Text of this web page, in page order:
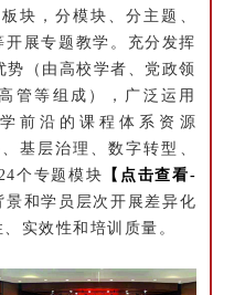
块，分模块、分主题、
展专题教学。充分发挥
（由高校学者、党政领
管等组成），广泛运用
前沿的课程体系资源
基层治理、数字转型、
个专题模块 【点击查看-
景和学员层次开展差异化
实效性和培训质量。